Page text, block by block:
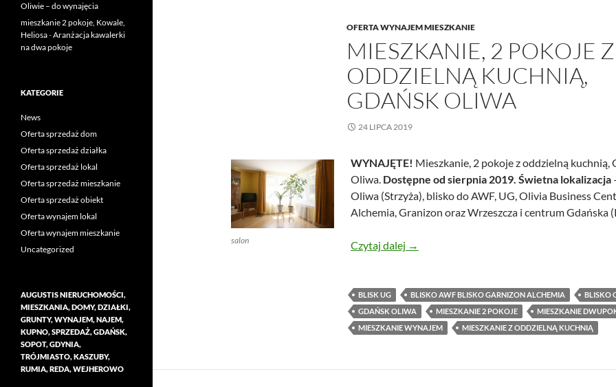
OFERTA WYNAJEM MIESZKANIE
MIESZKANIE, 2 POKOJE Z
ODDZIELNĄ KUCHNIĄ,
GDAŃSK OLIWA
24 LIPCA 2019
salon
WYNAJĘTE! Mieszkanie, 2 pokoje z oddzielną kuchnią,
Oliwa. Dostępne od sierpnia 2019. Świetna lokalizacja
Oliwa (Strzyża), blisko do AWF, UG, Olivia Business
Alchemia, Granizon oraz Wrzeszcza i centrum Gdańska
Czytaj dalej Mieszkanie, 2 pokoje z oddzielną kuchnią,
→
BLISK UG BLISKO AWF BLISKO GARNIZON ALCHEMIA
BLISKO
GDAŃSK OLIWA
MIESZKANIE 2 POKOJE
MIESZKANIE
MIESZKANIE WYNAJEM
MIESZKANIE Z ODDZIELNĄ KUCHNIĄ
Oliwie – do wynajęcia
mieszkanie 2 pokoje, Kowale,
Heliosa-Aranżacja kawalerki
na dwa pokoje
KATEGORIE
News
Oferta sprzedaż dom
Oferta sprzedaż działka
Oferta sprzedaż lokal
Oferta sprzedaż mieszkanie
Oferta sprzedaż obiekt
Oferta wynajem lokal
Oferta wynajem mieszkanie
Uncategorized
AUGUSTIS NIERUCHOMOŚCI,
MIESZKANIA, DOMY, DZIAŁKI,
GRUNTY, WYNAJEM, NAJEM,
KUPNO, SPRZEDAŻ, GDAŃSK,
SOPOT, GDYNIA,
TRÓJMIASTO, KASZUBY,
RUMIA, REDA, WEJHEROWO